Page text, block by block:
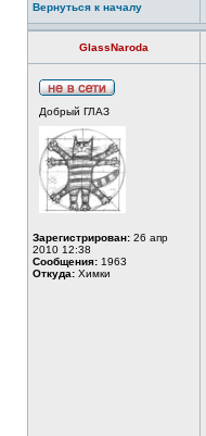
Вернуться к началу
GlassNaroda
Добрый ГЛАЗ
Зарегистрирован: 26 апр
2010 12:38
Сообщения: 1963
Откуда: Химки